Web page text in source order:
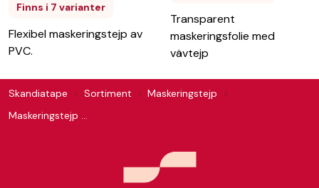
Finns i 7 varianter
Flexibel maskeringstejp av
PVC.
Transparent
maskeringsfolie med
vävtejp
Skandiatape Sortiment
Maskeringstejp
Maskeringstejp Washi Gold 81